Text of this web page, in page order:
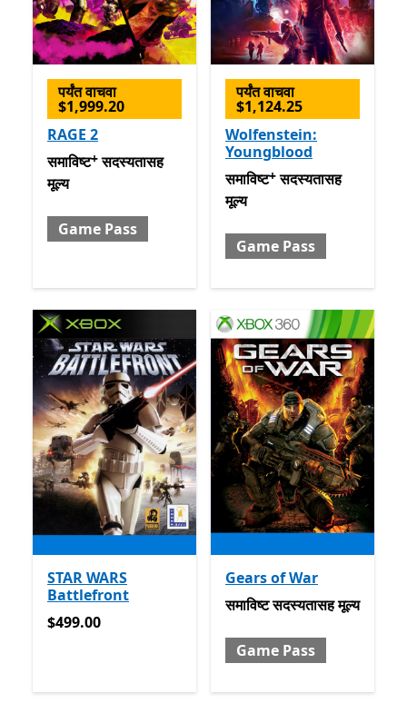
पर्यंत वाचवा
$1,999.20
RAGE 2
समाविष्ट सदस्यतासह मूल्य Game Passअॅप खरेदीमधले ऑफर्स
समाविष्ट+ सदस्यतासह
मूल्य
Game Pass
पर्यंत वाचवा
$1,124.25
Wolfenstein:
Youngblood
समाविष्ट सदस्यतासह मूल्य
समाविष्ट+ सदस्यतासह
मूल्य
Game Pass
STAR WARS
Battlefront
$499.00
$499.00
Gears of War
समाविष्ट सदस्यतासह मूल्य
समाविष्टसदस्यतासह मूल्य
Game Pass